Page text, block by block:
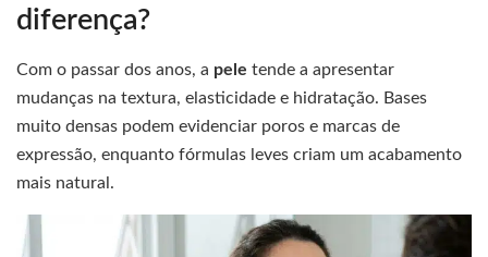
diferença?
Com o passar dos anos, a pele tende a apresentar
mudanças na textura, elasticidade e hidratação. Bases
muito densas podem evidenciar poros e marcas de
expressão, enquanto fórmulas leves criam um acabamento
mais natural.